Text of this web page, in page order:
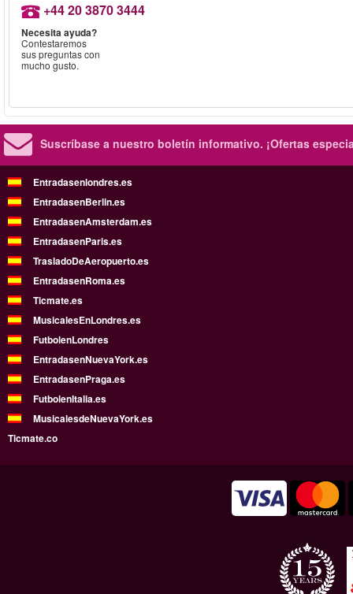
+44 20 3870 3444
Necesita ayuda?
Contestaremos
sus preguntas con
mucho gusto.
Suscríbase a nuestro boletín informativo. ¡Ofertas
Entradasenlondres.es
EntradasenBerlin.es
EntradasenAmsterdam.es
EntradasenParis.es
TrasladoDeAeropuerto.es
EntradasenRoma.es
Ticmate.es
MusicalesEnLondres.es
FutbolenLondres
EntradasenNuevaYork.es
EntradasenPraga.es
FutbolenItalia.es
MusicalesdeNuevaYork.es
Ticmate.co